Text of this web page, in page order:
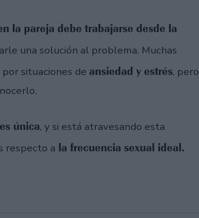
la pareja debe trabajarse desde la
una solución al problema. Muchas
situaciones de ansiedad y estrés, pero
única, y si está atravesando esta
respecto a la frecuencia sexual ideal.